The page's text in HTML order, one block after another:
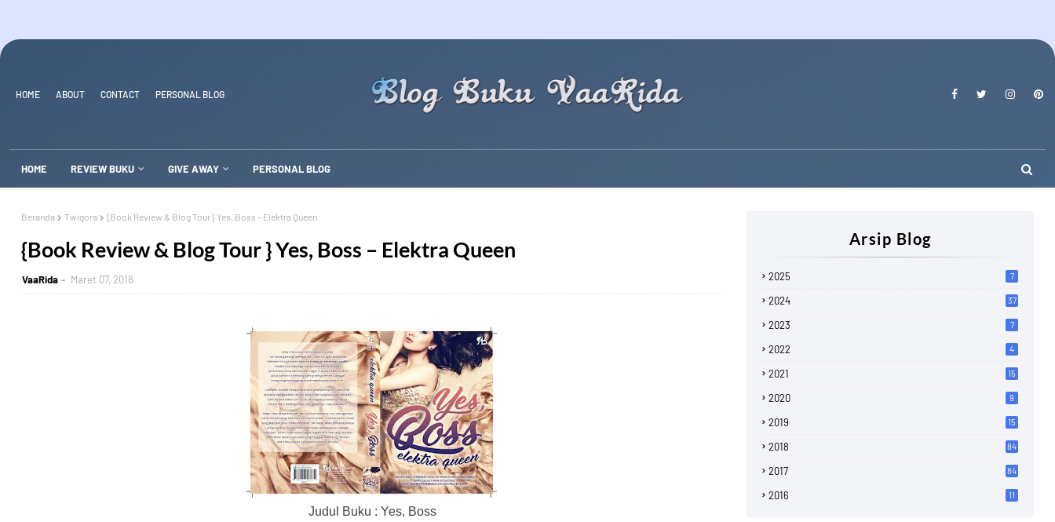
HOME ABOUT CONTACT PERSONAL BLOG
HOME REVIEW BUKU GIVE AWAY PERSONAL BLOG
Beranda Twigora {Book Review & Blog Tour } Yes, Boss – Elektra Queen
{Book Review & Blog Tour } Yes, Boss – Elektra Queen
VaaRida Maret 07, 2018
Judul Buku : Yes, Boss
Arsip Blog
2025 7
2024 37
2023 7
2022 4
2021 15
2020 9
2019 15
2018 84
2017 84
2016 11